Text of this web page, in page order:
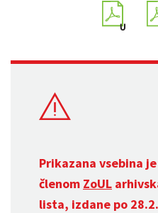
Prikazana vsebina
členom ZoUL
lista, izdane po